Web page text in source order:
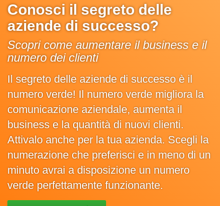
Conosci il segreto delle
aziende di successo?
Scopri come aumentare il business e il
numero dei clienti
Il segreto delle aziende di successo è il
numero verde! Il numero verde migliora la
comunicazione aziendale, aumenta il
business e la quantità di nuovi clienti.
Attivalo anche per la tua azienda. Scegli la
numerazione che preferisci e in meno di un
minuto avrai a disposizione un numero
verde perfettamente funzionante.